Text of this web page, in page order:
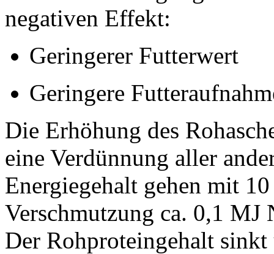
negativen Effekt:
Geringerer Futterwert
Geringere
Die Erhöhung des
eine Verdünnung aller
Energiegehalt gehen mit
Verschmutzung ca. 0,1 MJ
Der Rohproteingehalt